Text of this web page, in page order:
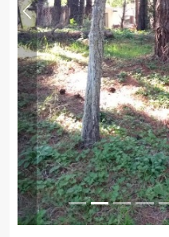
Previous